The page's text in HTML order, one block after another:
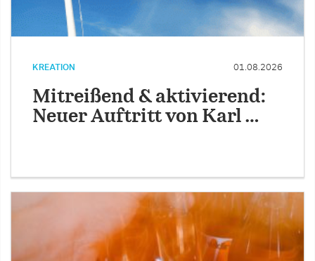
KREATION 01.08.2026
Mitreißend & aktivierend:
Neuer Auftritt von Karl …